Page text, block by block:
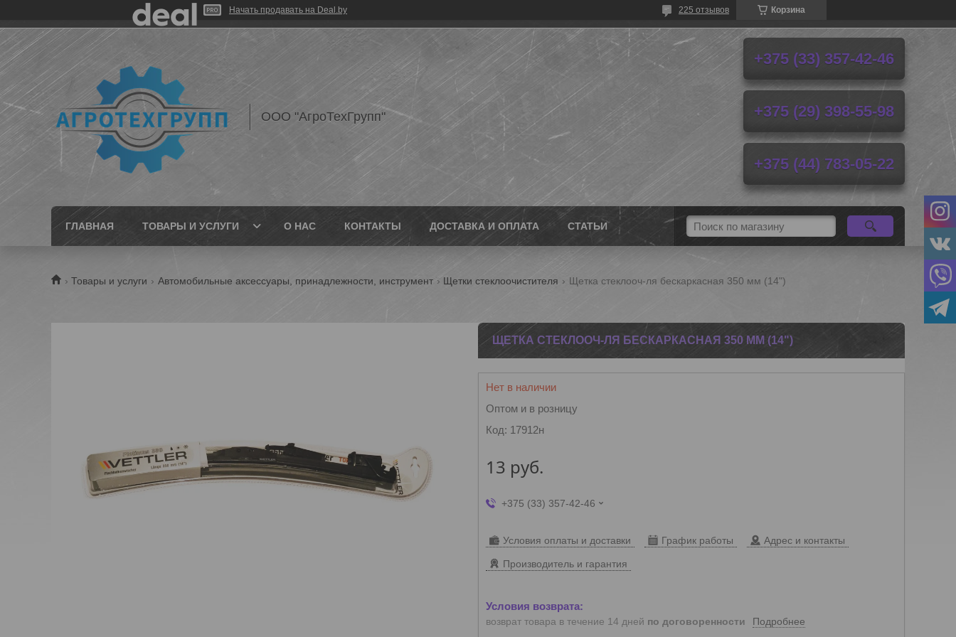
Начать продавать на Deal.by Корзина
225 отзывов
ООО "АгроТехГрупп"
+375 (33) 357-42-46
+375 (29) 398-55-98
+375 (44) 783-05-22
ГЛАВНАЯ ТОВАРЫ И УСЛУГИ О НАС КОНТАКТЫ ДОСТАВКА И ОПЛАТА СТАТЬИ
Товары и услуги Автомобильные аксессуары, принадлежности, инструмент Щетки стеклоочистителя Щетка стеклооч-ля бескаркасная 350 мм (14")
ЩЕТКА СТЕКЛООЧ-ЛЯ БЕСКАРКАСНАЯ 350 ММ (14")
Нет в наличии
Оптом и в розницу
Код: 17912н
13 руб.
+375 (33) 357-42-46
Условия оплаты и доставки График работы Адрес и контакты
Производитель и гарантия
возврат товара в течение 14 дней по договоренности Подробнее